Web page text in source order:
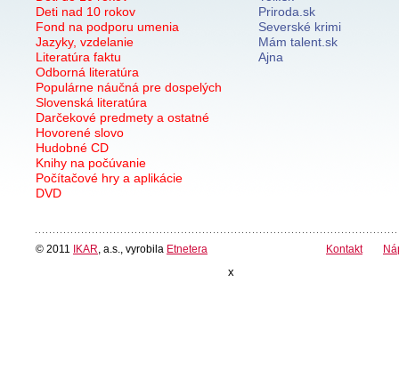
Deti nad 10 rokov
Fond na podporu umenia
Jazyky, vzdelanie
Literatúra faktu
Odborná literatúra
Populárne náučná pre dospelých
Slovenská literatúra
Darčekové predmety a ostatné
Hovorené slovo
Hudobné CD
Knihy na počúvanie
Počítačové hry a aplikácie
DVD
Priroda.sk
Severské krimi
Mám talent.sk
Ajna
© 2011 IKAR , a.s., vyrobila Etnetera Kontakt
x